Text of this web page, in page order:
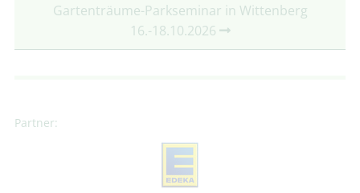
Gartenträume-Parkseminar in Wittenberg
16.-18.10.2026
Partner: